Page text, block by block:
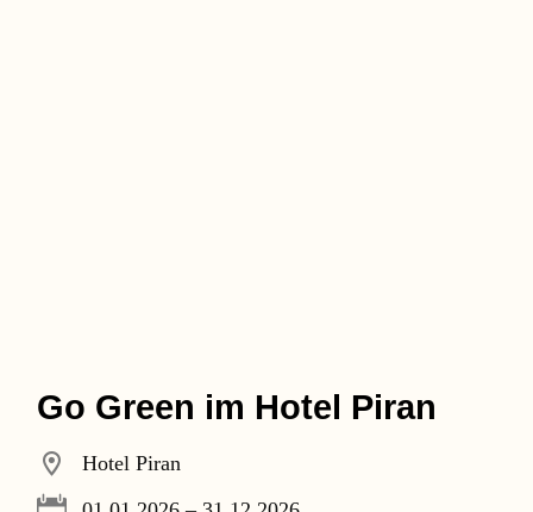
Go Green im Hotel Piran
Hotel Piran